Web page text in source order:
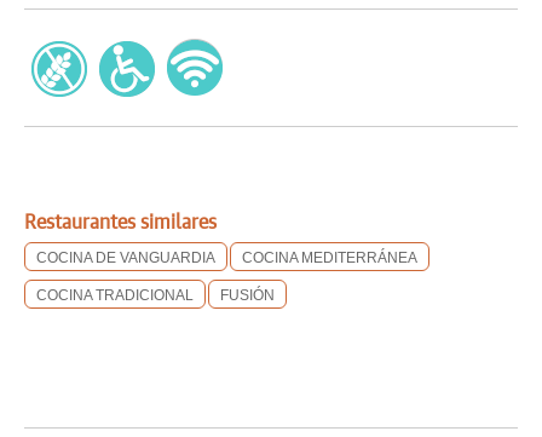
Restaurantes similares
COCINA DE VANGUARDIA COCINA MEDITERRÁNEA
COCINA TRADICIONAL FUSIÓN